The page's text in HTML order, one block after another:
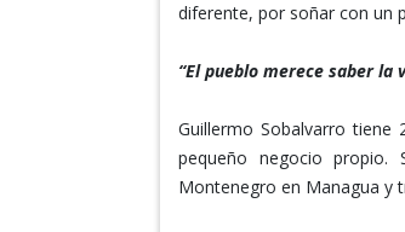
diferente, por soñar con un
“El pueblo merece saber la
Guillermo Sobalvarro
pequeño negocio
Montenegro en Managua y